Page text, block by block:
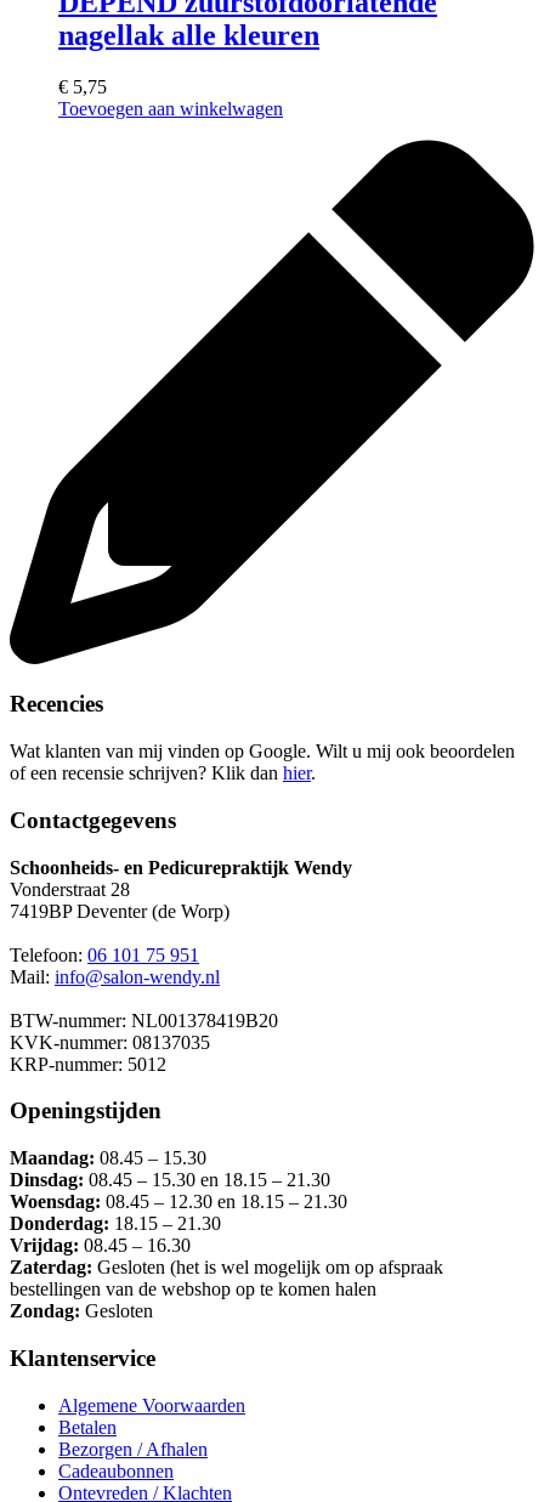
nagellak alle kleuren
€ 5,75
Toevoegen aan winkelwagen
Recencies
Wat klanten van mij vinden op Google. Wilt u mij ook beoordelen
of een recensie schrijven? Klik dan hier.
Contactgegevens
Schoonheids- en Pedicurepraktijk Wendy
Vonderstraat 28
7419BP Deventer (de Worp)
Telefoon: 06 101 75 951
Mail: info@salon-wendy.nl
BTW-nummer: NL001378419B20
KVK-nummer: 08137035
KRP-nummer: 5012
Openingstijden
Maandag: 08.45 – 15.30
Dinsdag: 08.45 – 15.30 en 18.15 – 21.30
Woensdag: 08.45 – 12.30 en 18.15 – 21.30
Donderdag: 18.15 – 21.30
Vrijdag: 08.45 – 16.30
Zaterdag: Gesloten (het is wel mogelijk om op afspraak
bestellingen van de webshop op te komen halen
Zondag: Gesloten
Klantenservice
Algemene Voorwaarden
Betalen
Bezorgen / Afhalen
Cadeaubonnen
Ontevreden / Klachten